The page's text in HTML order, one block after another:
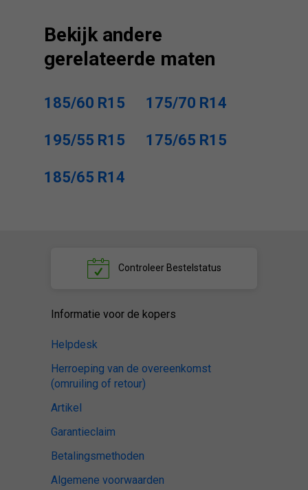
Bekijk andere
gerelateerde maten
185/60 R15 175/70 R14
195/55 R15 175/65 R15
185/65 R14
ControleerBestelstatus
Informatie voor de kopers
Helpdesk
Herroeping van de overeenkomst
(omruiling of retour)
Artikel
Garantieclaim
Betalingsmethoden
Algemene voorwaarden